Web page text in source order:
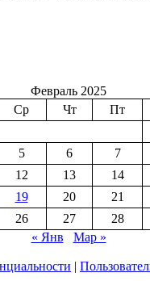
Февраль 2025
Ср Чт Пт
5 6 7
12 13 14
19 20 21
26 27
28
« Янв
Мар »
|